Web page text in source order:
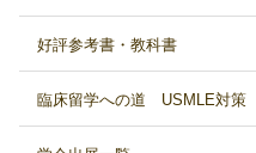
好評参考書・教科書
臨床留学への道 USMLE対策